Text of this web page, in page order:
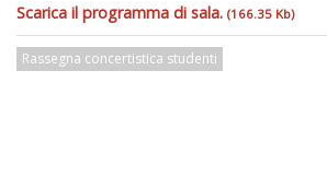
Scarica il programma di sala. (166.35 Kb)
Rassegna concertistica studenti